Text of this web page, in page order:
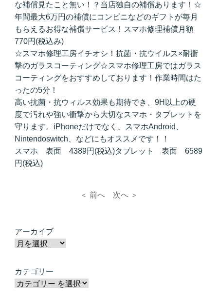
な補償見たこと無い！？当店独自の補償あります！☆
年間最大6万円の補償にコンビニなどのギフトが毎月
もらえるお得な補償サービス！スマホ修理補償月額
770円(税込み)
☆スマホ修理工房イチオシ！抗菌・抗ウイルス×耐衝
撃のガラスコーティング☆スマホ修理工房ではガラス
コーティングをおすすめしております！作業時間はた
ったの5分！
高い抗菌・抗ウィルス効果も期待でき、9H以上の硬
度で汚れや強い衝撃から大切なスマホ・タブレットを
守ります。iPhoneだけでなく、スマホAndroid、
Nintendoswitch、などにもオススメです！！
スマホ 表面 4389円(税込)タブレット 表面 6589
円(税込)
＜ 前へ 次へ ＞
アーカイブ
カテゴリー